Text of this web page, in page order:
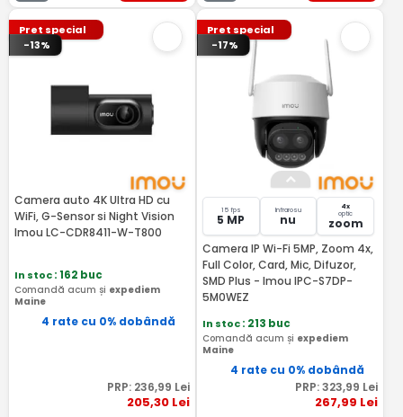
Pret special
-13%
Camera auto 4K Ultra HD cu
WiFi, G-Sensor si Night Vision
Imou LC-CDR8411-W-T800
In stoc: 162 buc
Comandă acum și expediem
Maine
4 rate cu 0% dobândă
PRP: 236,99 Lei
205,30Lei
Pret special
-17%
15 fps
5 MP
Infrarosu
nu
4x
optic
zoom
Camera IP Wi-Fi 5MP, Zoom 4x,
Full Color, Card, Mic, Difuzor,
SMD Plus - Imou IPC-S7DP-
5M0WEZ
In stoc: 213 buc
Comandă acum și expediem
Maine
4 rate cu 0% dobândă
PRP:323,99 Lei
267,99 Lei